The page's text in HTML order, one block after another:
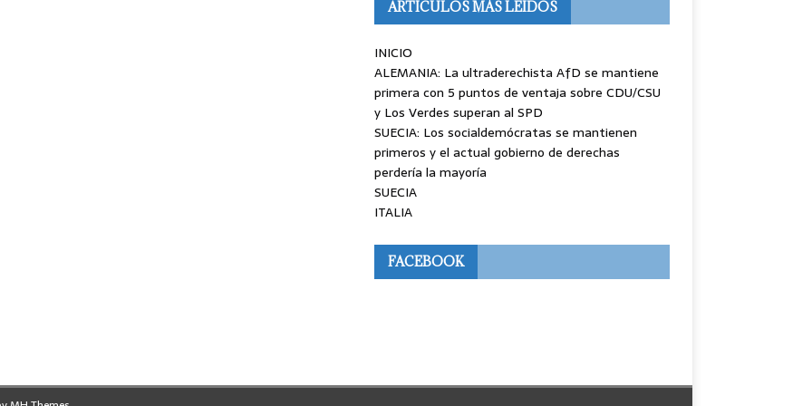
ARTÍCULOS MÁS LEÍDOS
INICIO
ALEMANIA: La ultraderechista AfD se mantiene
primera con 5 puntos de ventaja sobre CDU/CSU
y Los Verdes superan al SPD
SUECIA: Los socialdemócratas se mantienen
primeros y el actual gobierno de derechas
perdería la mayoría
SUECIA
ITALIA
FACEBOOK